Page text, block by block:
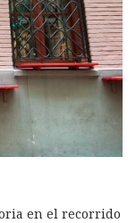
en el recorrido